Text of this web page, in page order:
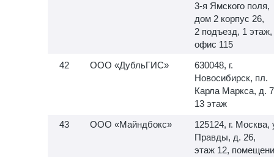
3-я Ямского поля,
дом 2 корпус 26,
2 подъезд, 1 этаж,
офис 115
ООО «ДубльГИС»
630048, г.
Новосибирск, пл.
Карла Маркса, д.
13 этаж
ООО «Майндбокс»
125124, г. Москва,
Правды, д. 26,
этаж 12,